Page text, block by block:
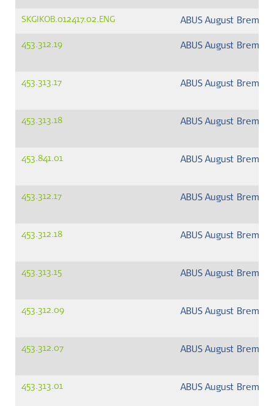
SKGIKOB.012417.02.ENG ABUS August
453.312.19 ABUS August
453.313.17 ABUS August
453.313.18 ABUS August
453.841.01 ABUS August
453.312.17 ABUS August
453.312.18 ABUS August
453.313.15 ABUS August
453.312.09 ABUS August
453.312.07 ABUS August
453.313.01 ABUS August